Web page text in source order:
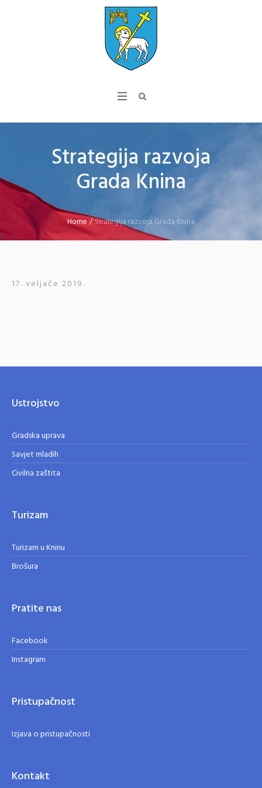
Strategija razvoja
Grada Knina
Home /Strategija razvoja Grada Knina
17. veljače 2019.
Ustrojstvo
Gradska uprava
Savjet mladih
Civilna zaštita
Turizam
Turizam u Kninu
Brošura
Pratite nas
Facebook
Instagram
Pristupačnost
Izjava o pristupačnosti
Kontakt